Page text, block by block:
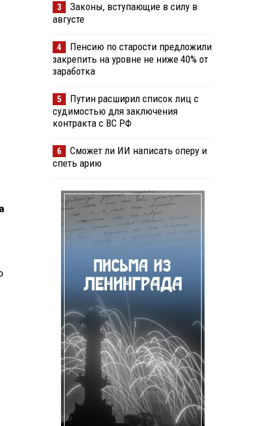
3
Законы, вступающие в силу в
августе
4
Пенсию по старости предложили
закрепить на уровне не ниже 40% от
заработка
5
Путин расширил список лиц с
судимостью для заключения
контракта с ВС РФ
6
Сможет ли ИИ написать оперу и
спеть арию